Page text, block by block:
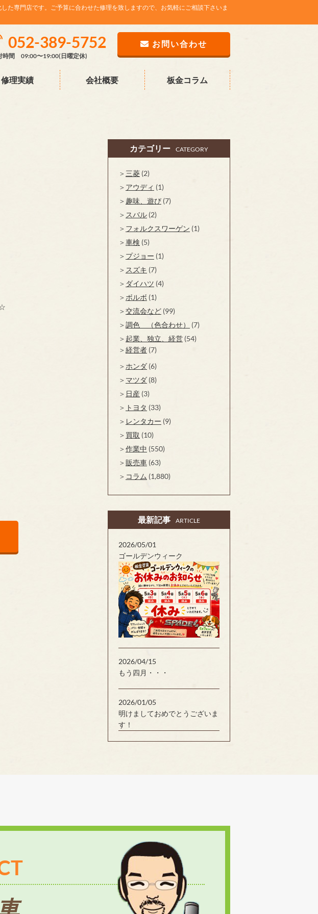
た専門店です。ご予算に合わせた修理を致しますので、お気軽にご相談下さいま
052-389-5752
時間 09:00〜19:00(日曜定休)
お問い合わせ
修理実績 会社概要 板金コラム
カテゴリー CATEGORY
三菱 (2)
アウディ (1)
趣味、遊び (7)
スバル (2)
フォルクスワーゲン (1)
車検 (5)
プジョー (1)
スズキ (7)
ダイハツ (4)
ボルボ (1)
交流会など (99)
調色 （色合わせ）
(7)
起業、独立、経営 (54)
経営者 (7)
ホンダ (6)
マツダ (8)
日産 (3)
トヨタ (33)
レンタカー (9)
買取 (10)
作業中 (550)
販売車 (63)
コラム (1,880)
最新記事 ARTICLE
2026/05/01
ゴールデンウィーク
2026/04/15
もう四月・・・
2026/01/05
明けましておめでとうございま
す！